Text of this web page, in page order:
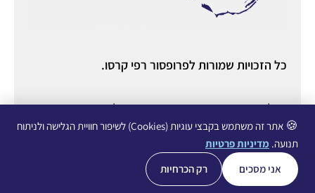
כל הזכויות שמורות לפרופסור רפי קרסו.
ניהול ואחסון אתר:יניב מורוזובסקי○ ניהול תוכן ורשתות
חברתיות:עופרי גליכמן ○הצהרת נגישות○מדיניות פרטיות 🍪
אתר זה משתמש בקבצי עוגיות (Cookies) לשיפור חוויית הגלישה ולניתוח
תנועה. מדיניות פרטיות
אני מסכים
רק הכרחיות